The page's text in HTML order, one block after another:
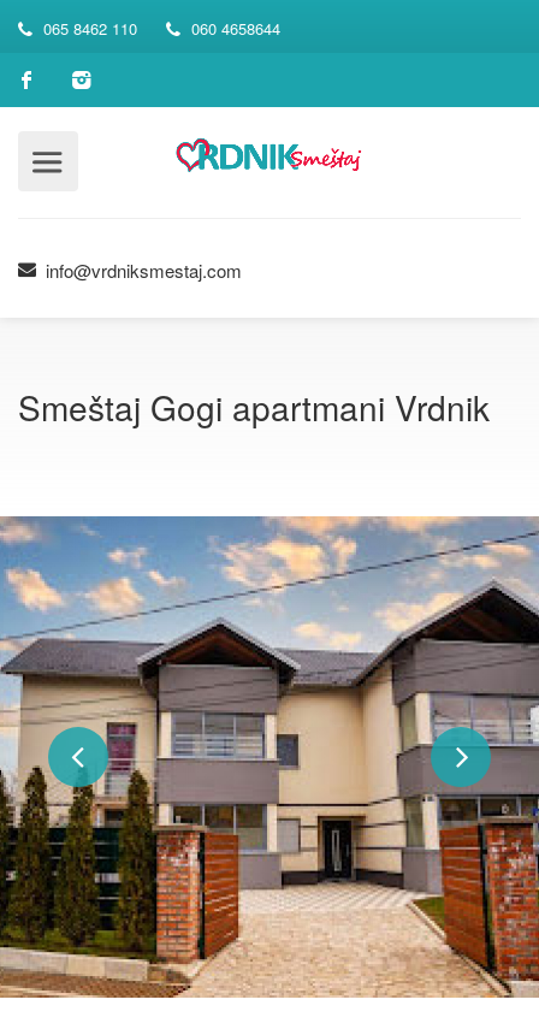
065 8462 110 060 4658644
info@vrdniksmestaj.com
Smeštaj Gogi apartmani Vrdnik